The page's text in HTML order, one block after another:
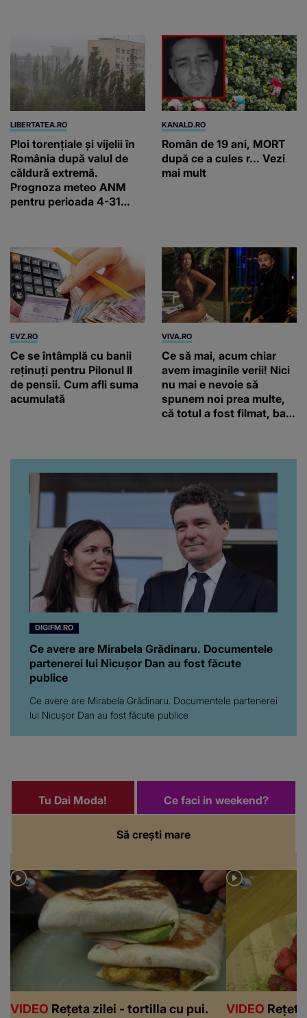
printr-un gest
spectaculos, ci prin
faptul că revin”
LIBERTATEA.RO
Ploi torențiale și vijelii în
România după valul de
căldură extremă.
Prognoza meteo ANM
pentru perioada 4-31
KANALD.RO
Român de 19 ani, MORT
după ce a cules r... Vezi
mai mult
EVZ.RO
Ce se întâmplă cu banii
reținuți pentru Pilonul II
de pensii. Cum afli suma
acumulată
VIVA.RO
Ce să mai, acum chiar
avem imaginile verii! Nici
nu mai e nevoie să
spunem noi prea multe,
că totul a fost filmat, ba
da, frumoasa iubită a lui
Florin Ristei e...
DIGIFM.RO
Ce avere are Mirabela Grădinaru. Documentele
partenerei lui Nicușor Dan au fost făcute
publice
Ce avere are Mirabela Grădinaru. Documentele partenerei
lui Nicușor Dan au fost făcute publice
Să crești mare
Tu Dai Moda! Ce faci in weekend?
VIDEO Rețeta zilei - tortilla cu pui.
VIDEO